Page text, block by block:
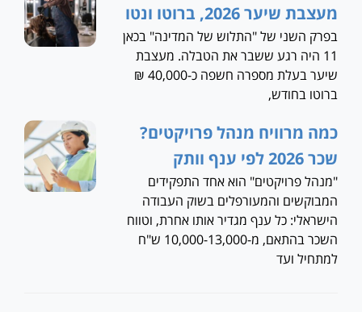
מעצבת שיער 2026, ברוטו ונטו
בפרק השני של "התלוש של המדינה" בכאן
11 היה רגע ששבר את הטבלה. מעצבת
שיער בעלת מספרה חשפה כ-40,000 ₪
ברוטו בחודש,
כמה מרוויח מנהל פרויקטים?
שכר 2026 לפי ענף וותק
"מנהל פרויקטים" הוא אחד התפקידים
המבוקשים והמעורפלים בשוק העבודה
הישראלי: כל ענף מגדיר אותו אחרת, וטווח
השכר בהתאם, מ-10,000-13,000 ש"ח
למתחיל ועד